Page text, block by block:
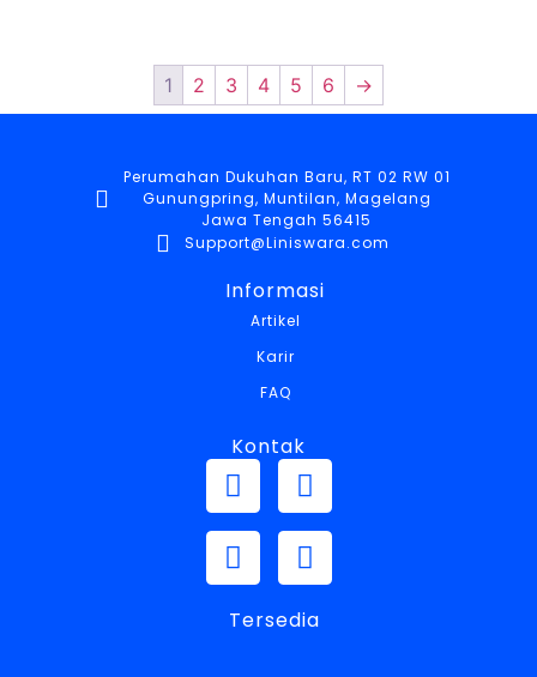
1 2 3 4 5 6 →
Perumahan Dukuhan Baru, RT 02 RW 01
Gunungpring, Muntilan, Magelang
Jawa Tengah 56415
Support@Liniswara.com
Informasi
Artikel
Karir
FAQ
Kontak
Tersedia